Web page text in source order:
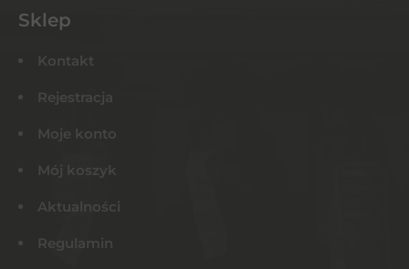
Sklep
Kontakt
Rejestracja
Moje konto
Mój koszyk
Aktualności
Regulamin